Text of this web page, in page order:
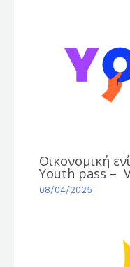
Οικονομική
Youth pass –
08/04/2025